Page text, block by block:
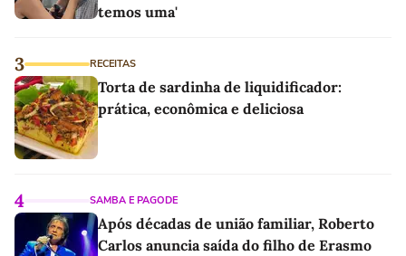
temos uma'
3 RECEITAS
Torta de sardinha de liquidificador:
prática, econômica e deliciosa
4 SAMBA E PAGODE
Após décadas de união familiar, Roberto
Carlos anuncia saída do filho de Erasmo